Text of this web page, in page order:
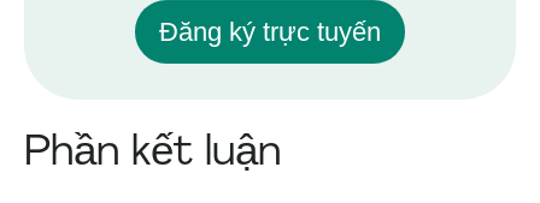
Đăng ký trực tuyến
Phần kết luận